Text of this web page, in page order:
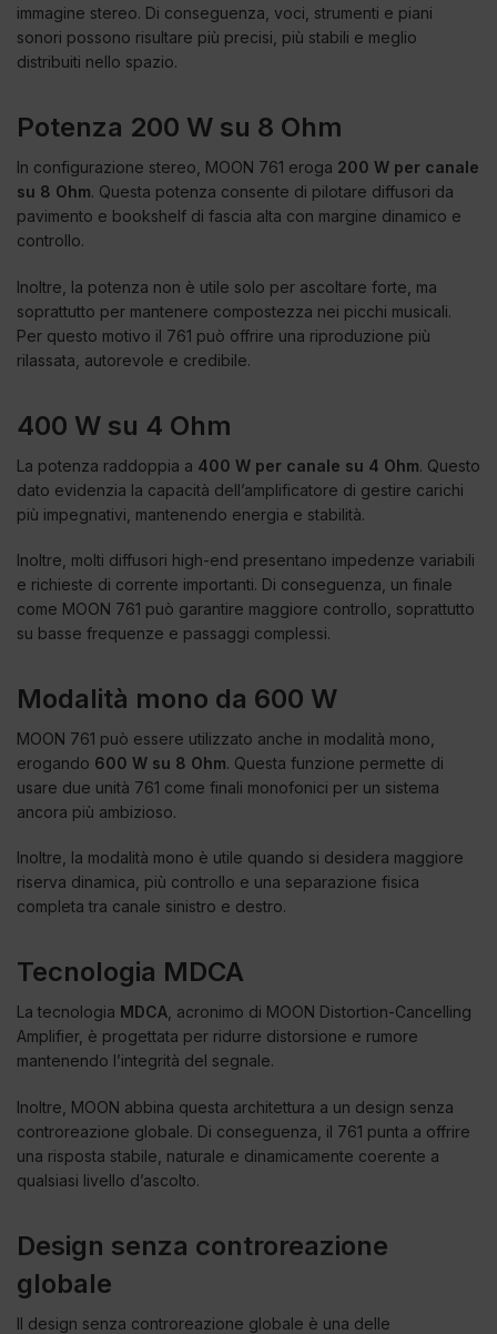
immagine stereo. Di conseguenza, voci, strumenti e piani
sonori possono risultare più precisi, più stabili e meglio
distribuiti nello spazio.
Potenza 200 W su 8 Ohm
In configurazione stereo, MOON 761 eroga 200 W per canale
su 8 Ohm. Questa potenza consente di pilotare diffusori da
pavimento e bookshelf di fascia alta con margine dinamico e
controllo.
Inoltre, la potenza non è utile solo per ascoltare forte, ma
soprattutto per mantenere compostezza nei picchi musicali.
Per questo motivo il 761 può offrire una riproduzione più
rilassata, autorevole e credibile.
400 W su 4 Ohm
La potenza raddoppia a 400 W per canale su 4 Ohm. Questo
dato evidenzia la capacità dell’amplificatore di gestire carichi
più impegnativi, mantenendo energia e stabilità.
Inoltre, molti diffusori high-end presentano impedenze variabili
e richieste di corrente importanti. Di conseguenza, un finale
come MOON 761 può garantire maggiore controllo, soprattutto
su basse frequenze e passaggi complessi.
Modalità mono da 600 W
MOON 761 può essere utilizzato anche in modalità mono,
erogando 600 W su 8 Ohm. Questa funzione permette di
usare due unità 761 come finali monofonici per un sistema
ancora più ambizioso.
Inoltre, la modalità mono è utile quando si desidera maggiore
riserva dinamica, più controllo e una separazione fisica
completa tra canale sinistro e destro.
Tecnologia MDCA
La tecnologia MDCA, acronimo di MOON Distortion-Cancelling
Amplifier, è progettata per ridurre distorsione e rumore
mantenendo l’integrità del segnale.
Inoltre, MOON abbina questa architettura a un design senza
controreazione globale. Di conseguenza, il 761 punta a offrire
una risposta stabile, naturale e dinamicamente coerente a
qualsiasi livello d’ascolto.
Design senza controreazione
globale
Il design senza controreazione globale è una delle